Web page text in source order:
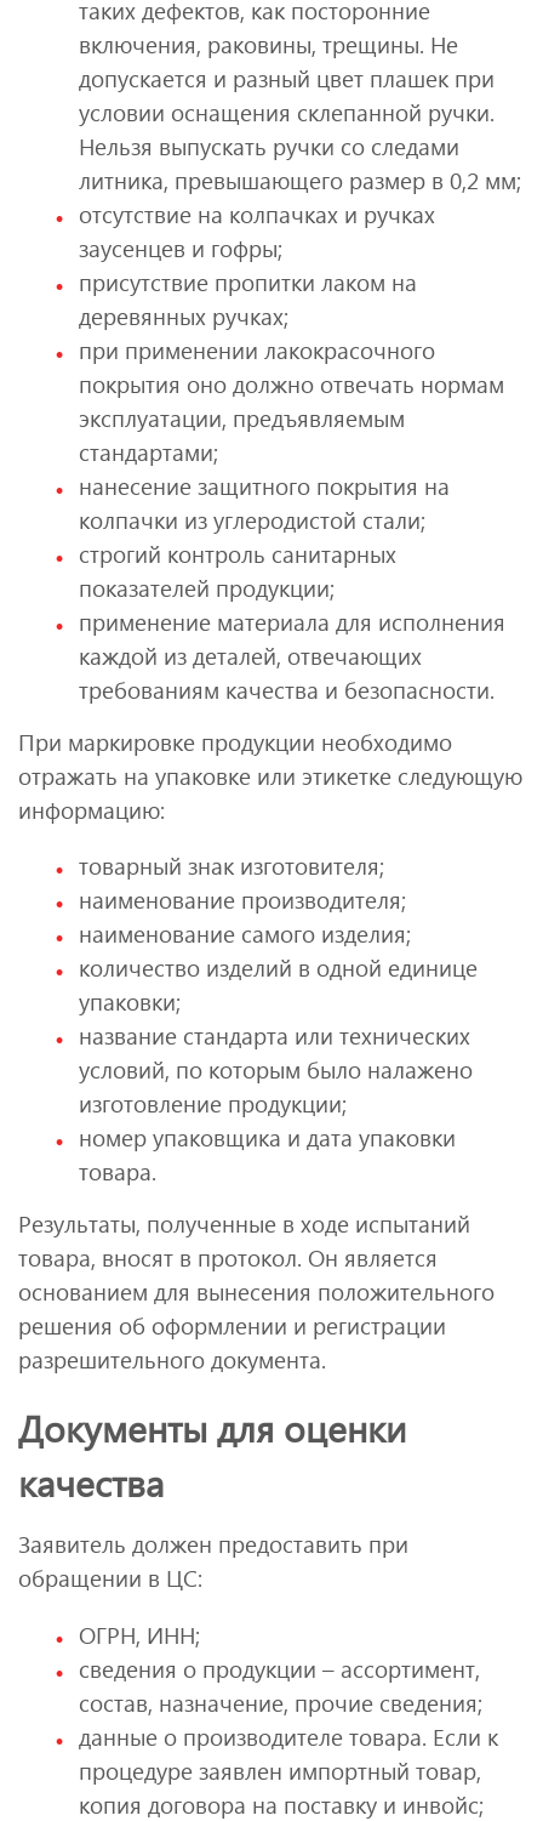
таких дефектов, как посторонние
включения, раковины, трещины. Не
допускается и разный цвет плашек при
условии оснащения склепанной ручки.
Нельзя выпускать ручки со следами
литника, превышающего размер в 0,2 мм;
отсутствие на колпачках и ручках
заусенцев и гофры;
присутствие пропитки лаком на
деревянных ручках;
при применении лакокрасочного
покрытия оно должно отвечать нормам
эксплуатации, предъявляемым
стандартами;
нанесение защитного покрытия на
колпачки из углеродистой стали;
строгий контроль санитарных
показателей продукции;
применение материала для исполнения
каждой из деталей, отвечающих
требованиям качества и безопасности.
При маркировке продукции необходимо
отражать на упаковке или этикетке следующую
информацию:
товарный знак изготовителя;
наименование производителя;
наименование самого изделия;
количество изделий в одной единице
упаковки;
название стандарта или технических
условий, по которым было налажено
изготовление продукции;
номер упаковщика и дата упаковки
товара.
Результаты, полученные в ходе испытаний
товара, вносят в протокол. Он является
основанием для вынесения положительного
решения об оформлении и регистрации
разрешительного документа.
Документы для оценки
качества
Заявитель должен предоставить при
обращении в ЦС:
ОГРН, ИНН;
сведения о продукции – ассортимент,
состав, назначение, прочие сведения;
данные о производителе товара. Если к
процедуре заявлен импортный товар,
копия договора на поставку и инвойс;